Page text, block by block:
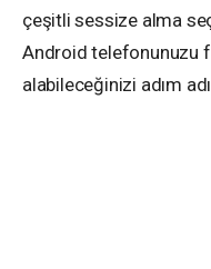
çeşitli sessize alma
Android telefonunuzu
alabileceğinizi adım